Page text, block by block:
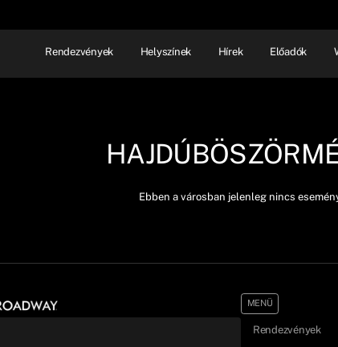
Rendezvények Helyszínek Hírek Előadók
Ebben a városban jelenleg nincs
MENÜ
Rendezvények